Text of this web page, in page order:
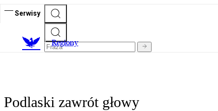
Serwisy
Regiony
Podlaski zawrót głowy